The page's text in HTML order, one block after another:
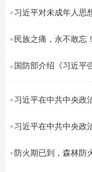
民族之痛，永不敢忘！